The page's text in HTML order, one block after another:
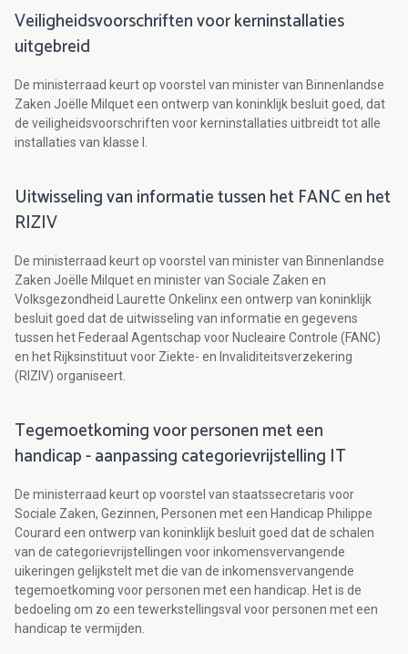
Veiligheidsvoorschriften voor kerninstallaties
uitgebreid
De ministerraad keurt op voorstel van minister van Binnenlandse
Zaken Joëlle Milquet een ontwerp van koninklijk besluit goed, dat
de veiligheidsvoorschriften voor kerninstallaties uitbreidt tot alle
installaties van klasse I.
Uitwisseling van informatie tussen het FANC en het
RIZIV
De ministerraad keurt op voorstel van minister van Binnenlandse
Zaken Joëlle Milquet en minister van Sociale Zaken en
Volksgezondheid Laurette Onkelinx een ontwerp van koninklijk
besluit goed dat de uitwisseling van informatie en gegevens
tussen het Federaal Agentschap voor Nucleaire Controle (FANC)
en het Rijksinstituut voor Ziekte- en Invaliditeitsverzekering
(RIZIV) organiseert.
Tegemoetkoming voor personen met een
handicap - aanpassing categorievrijstelling IT
De ministerraad keurt op voorstel van staatssecretaris voor
Sociale Zaken, Gezinnen, Personen met een Handicap Philippe
Courard een ontwerp van koninklijk besluit goed dat de schalen
van de categorievrijstellingen voor inkomensvervangende
uikeringen gelijkstelt met die van de inkomensvervangende
tegemoetkoming voor personen met een handicap. Het is de
bedoeling om zo een tewerkstellingsval voor personen met een
handicap te vermijden.